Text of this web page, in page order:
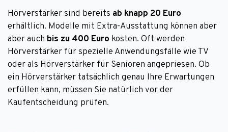
Hörverstärker sind bereits ab knapp 20 Euro
erhältlich. Modelle mit Extra-Ausstattung können aber
aber auch bis zu 400 Euro kosten. Oft werden
Hörverstärker für spezielle Anwendungsfälle wie TV
oder als Hörverstärker für Senioren angepriesen. Ob
ein Hörverstärker tatsächlich genau Ihre Erwartungen
erfüllen kann, müssen Sie natürlich vor der
Kaufentscheidung prüfen.